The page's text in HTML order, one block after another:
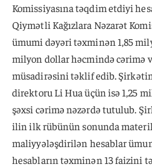
Komissiyasına təqdim etdiyi
Qiymətli Kağızlara Nəzarət
ümumi dəyəri təxminən 1,85
milyon dollar həcmində cərimə
müsadirəsini təklif edib. Şirkətin
direktoru Li Hua üçün isə 1,25
şəxsi cərimə nəzərdə tutulub.
ilin ilk rübünün sonunda
maliyyələşdirilən hesablar
hesabların təxminən 13 faizini